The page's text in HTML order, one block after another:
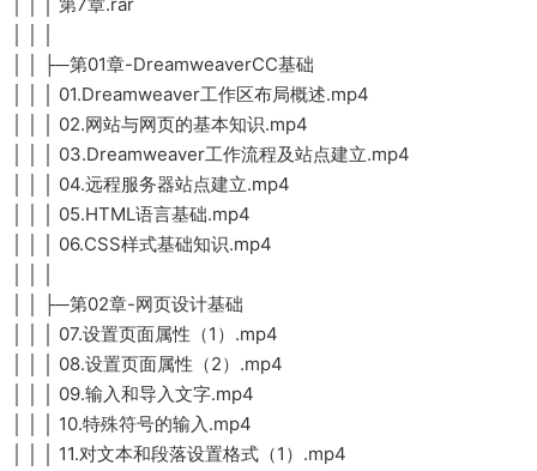
│ │ ├─第01章-DreamweaverCC基础
│ │ │ 01.Dreamweaver工作区布局概述.mp4
│ │ │ 02.网站与网页的基本知识.mp4
│ │ │ 03.Dreamweaver工作流程及站点建立.mp4
│ │ │ 04.远程服务器站点建立.mp4
│ │ │ 05.HTML语言基础.mp4
│ │ │ 06.CSS样式基础知识.mp4
│ │ ├─第02章-网页设计基础
│ │ │ 07.设置页面属性（1）.mp4
│ │ │ 08.设置页面属性（2）.mp4
│ │ │ 09.输入和导入文字.mp4
│ │ │ 10.特殊符号的输入.mp4
│ │ │ 11.对文本和段落设置格式（1）.mp4